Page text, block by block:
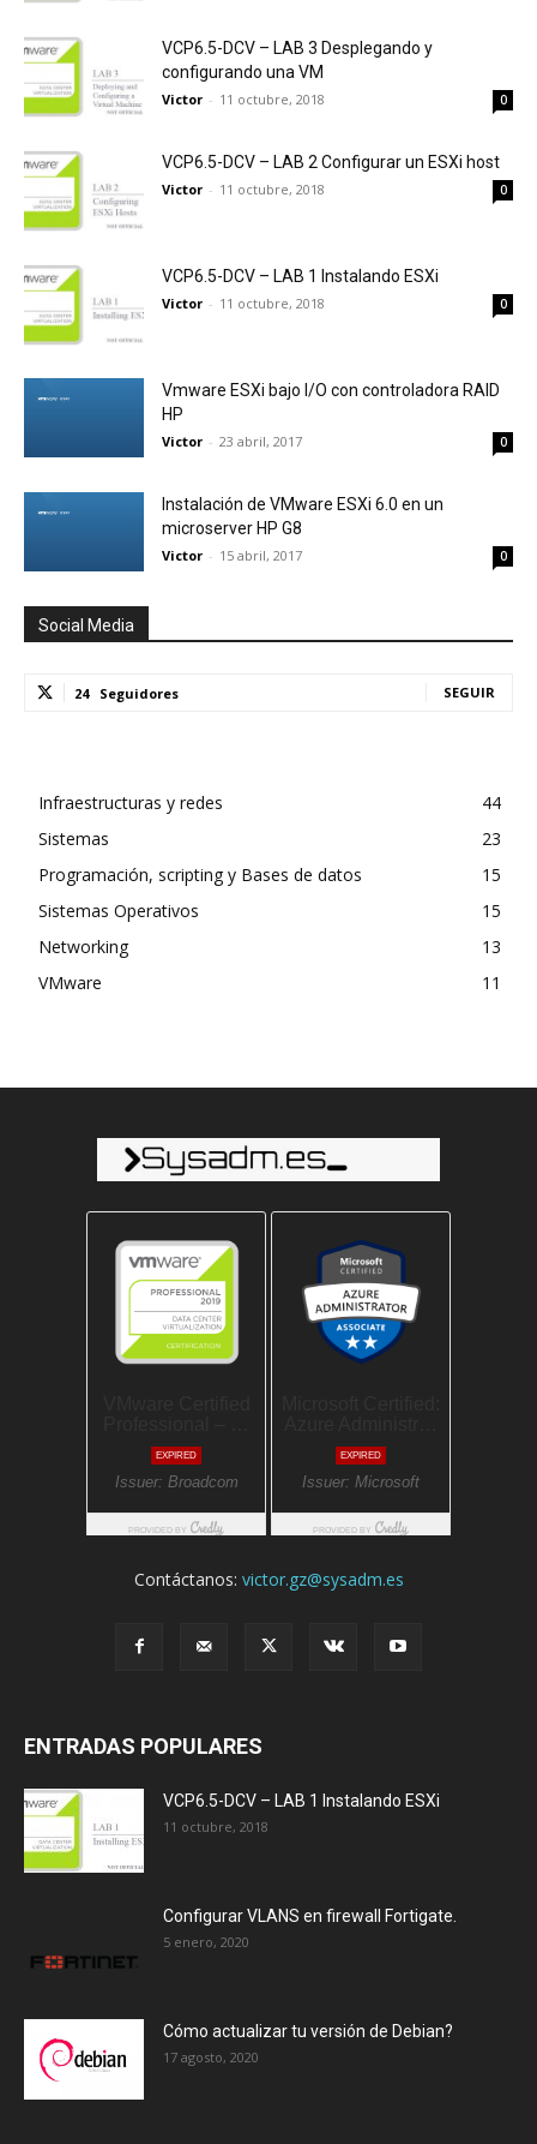
VCP6.5-DCV – LAB 3 Desplegando y
configurando una VM
Victor - 11 octubre, 2018 0
VCP6.5-DCV – LAB 2 Configurar un ESXi host
Victor - 11 octubre, 2018 0
VCP6.5-DCV – LAB 1 Instalando ESXi
Victor - 11 octubre, 2018 0
Vmware ESXi bajo I/O con controladora RAID
HP
Victor - 23 abril, 2017 0
Instalación de VMware ESXi 6.0 en un
microserver HP G8
Victor - 15 abril, 2017 0
Social Media
24 Seguidores SEGUIR
Infraestructuras y redes
44
Sistemas
23
Programación, scripting y Bases de datos
15
Sistemas Operativos
15
Networking
13
VMware
11
Contáctanos: victor.gz@sysadm.es
ENTRADAS POPULARES
VCP6.5-DCV – LAB 1 Instalando ESXi
11 octubre, 2018
Configurar VLANS en firewall Fortigate.
5 enero, 2020
Cómo actualizar tu versión de Debian?
17 agosto, 2020